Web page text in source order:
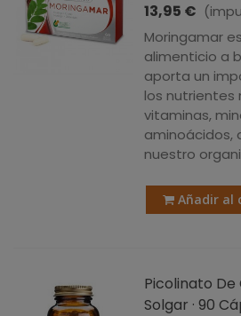
13,95 €
Moringamar
alimenticio a
aporta un
los nutrientes
vitaminas,
aminoácidos,
nuestro
Añadir al
Picolinato De
Solgar · 90